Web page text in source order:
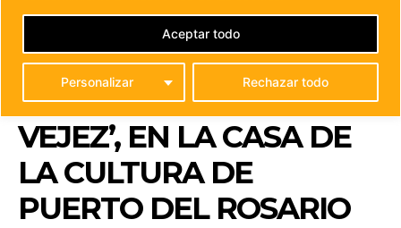
Personalizar Rechazar todo
Aceptar todo
ESTHERFOGALERA,
PRESENTA ESTE JUEVES
SU EXPOSICIÓN ‘LA
VEJEZ’, EN LA CASA DE
LA CULTURA DE
PUERTO DEL ROSARIO